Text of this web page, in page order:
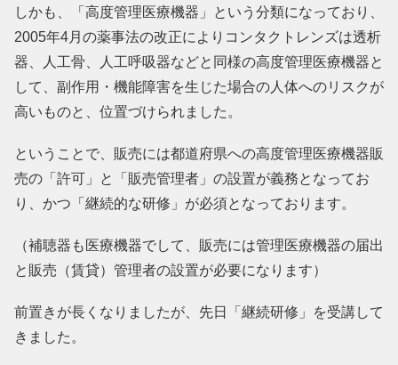
しかも、「高度管理医療機器」という分類になっており、
2005年4月の薬事法の改正によりコンタクトレンズは透析
器、人工骨、人工呼吸器などと同様の高度管理医療機器と
して、副作用・機能障害を生じた場合の人体へのリスクが
高いものと、位置づけられました。
ということで、販売には都道府県への高度管理医療機器販
売の「許可」と「販売管理者」の設置が義務となってお
り、かつ「継続的な研修」が必須となっております。
（補聴器も医療機器でして、販売には管理医療機器の届出
と販売（賃貸）管理者の設置が必要になります）
前置きが長くなりましたが、先日「継続研修」を受講して
きました。